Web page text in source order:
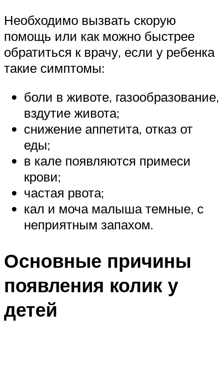
Необходимо вызвать скорую
помощь или как можно быстрее
обратиться к врачу, если у ребенка
такие симптомы:
боли в животе, газообразование,
вздутие живота;
снижение аппетита, отказ от
еды;
в кале появляются примеси
крови;
частая рвота;
кал и моча малыша темные, с
неприятным запахом.
Основные причины
появления колик у
детей